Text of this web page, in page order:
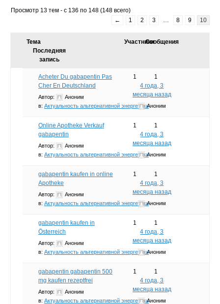
Просмотр 13 тем - с 136 по 148 (148 всего)
←
1 2 3 8 9 10
Тема УчастникиСообщения
Последняя
запись
Acheter Du gabapentin Pas
Cher En Deutschland
Автор:
Аноним
в: Актуальность альтернативной энергетики
1
1
4 года, 3
месяца назад
Аноним
Online Apotheke Verkauf
gabapentin
Автор:
Аноним
в: Актуальность альтернативной энергетики
1
1
4 года, 3
месяца назад
Аноним
gabapentin kaufen in online
Apotheke
Автор:
Аноним
в: Актуальность альтернативной энергетики
1
1
4 года, 3
месяца назад
Аноним
gabapentin kaufen in
Österreich
Автор:
Аноним
в: Актуальность альтернативной энергетики
1
1
4 года, 3
месяца назад
Аноним
gabapentin gabapentin 500
mg kaufen rezeptfrei
Автор:
Аноним
в: Актуальность альтернативной энергетики
1
1
4 года, 3
месяца назад
Аноним